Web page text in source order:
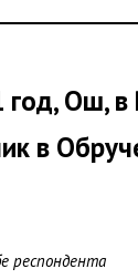
год, Ош, в
в
респондента